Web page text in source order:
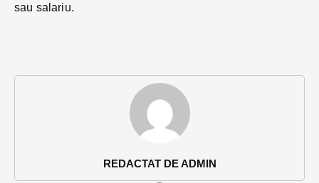
REDACTAT DE ADMIN
sau salariu.